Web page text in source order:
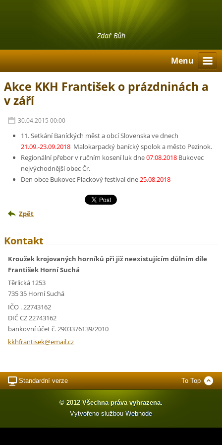
Zdař Bůh
Menu
Akce KKH František o prázdninách a
v září
30.04.2015 00:00
11. Setkání Baníckých měst a obcí Slovenska ve dnech
21.09.-23.09.2018 Malokarpacký banícký spolok a město Pezinok.
Regionální přebor v ručním kosení luk dne07.08.2018 Bukovec
nejvýchodnější obec Čr.
Den obce Bukovec Plackový festival dne25.08.2018
Zpět
Kontakt
Kroužek krojovaných horníků při již neexistujícím důlním díle
František Horní Suchá
Těrlická 1253
735 35 Horní Suchá
IČO . 22743162
DIČ CZ 22743162
bankovní účet č. 2903376139/2010
kkhfrantisek@email.cz
Standardní verze To Top
© 2012 Všechna práva vyhrazena.
Vytvořeno službou Webnode